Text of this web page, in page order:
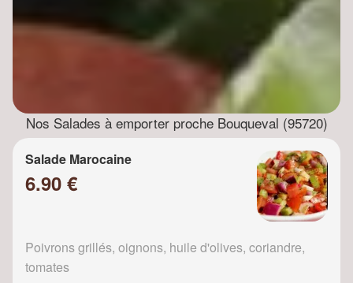
Nos Salades à emporter proche Bouqueval (95720)
Salade Marocaine
6.90 €
Poivrons grillés, oignons, huile d'olives, coriandre,
tomates